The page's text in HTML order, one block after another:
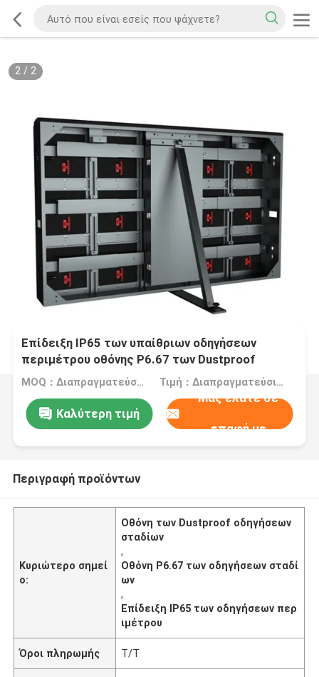
2/ 2
Επίδειξη IP65 των υπαίθριων οδηγήσεων
περιμέτρου οθόνης P6.67 των Dustproof
οδηγήσεων σταδίων
MOQ：Διαπραγματεύσιμος Τιμή：Διαπραγματεύσιμα
Καλύτερη τιμή
Μας ελάτε σε
επαφή με
Περιγραφή προϊόντων
Κυριώτερο σημεί
ο:
Οθόνη των Dustproof οδηγήσεων
σταδίων
,
Οθόνη P6.67 των οδηγήσεων σταδί
ων
,
Επίδειξη IP65 των οδηγήσεων περ
ιμέτρου
Όροι πληρωμής T/T